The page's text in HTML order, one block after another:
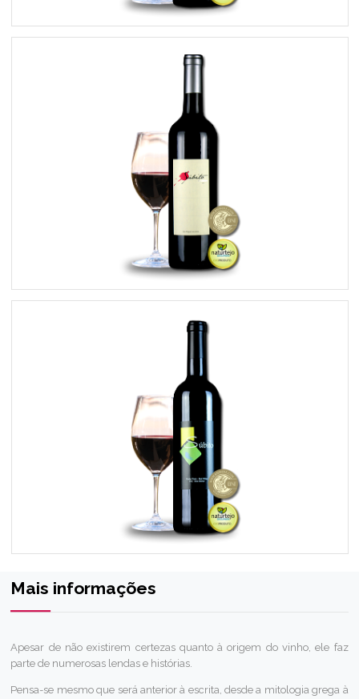
Súbito Platinium 2010
Mais informações
Apesar de não existirem certezas quanto à origem do vinho, ele faz
parte de numerosas lendas e histórias.
Pensa-se mesmo que será anterior à escrita, desde a mitologia grega à